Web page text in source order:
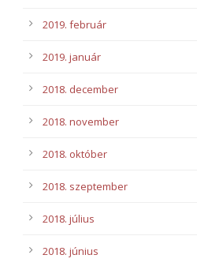
2019. február
2019. január
2018. december
2018. november
2018. október
2018. szeptember
2018. július
2018. június